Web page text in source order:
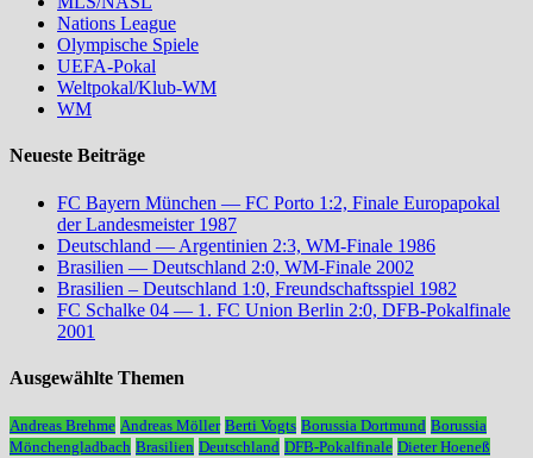
Nations League
Olympische Spiele
UEFA-Pokal
Weltpokal/Klub-WM
WM
Neueste Beiträge
FC Bayern München — FC Porto 1:2, Finale Europapokal
der Landesmeister 1987
Deutschland — Argentinien 2:3, WM-Finale 1986
Brasilien — Deutschland 2:0, WM-Finale 2002
Brasilien – Deutschland 1:0, Freundschaftsspiel 1982
FC Schalke 04 — 1. FC Union Berlin 2:0, DFB-Pokalfinale
2001
Ausgewählte Themen
Andreas Brehme Andreas Möller Berti Vogts Borussia Dortmund Borussia
Mönchengladbach Brasilien Deutschland DFB-Pokalfinale Dieter Hoeneß